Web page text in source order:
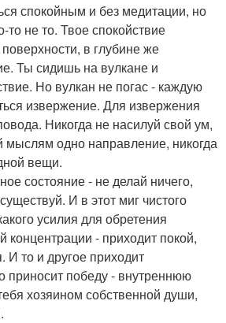
спокойным и без медитации, но
то не то. Твое спокойствие
в глубине же
Ты сидишь на вулкане и
Но вулкан не погас - каждую
извержение. Для извержения
Никогда не насилуй свой ум,
мыслям одно направление, никогда
вещи.
состояние - не делай ничего,
И в этот миг чистого
усилия для обретения
концентрации - приходит покой,
И то и другое приходит
приносит победу - внутреннюю
хозяином собственной души,